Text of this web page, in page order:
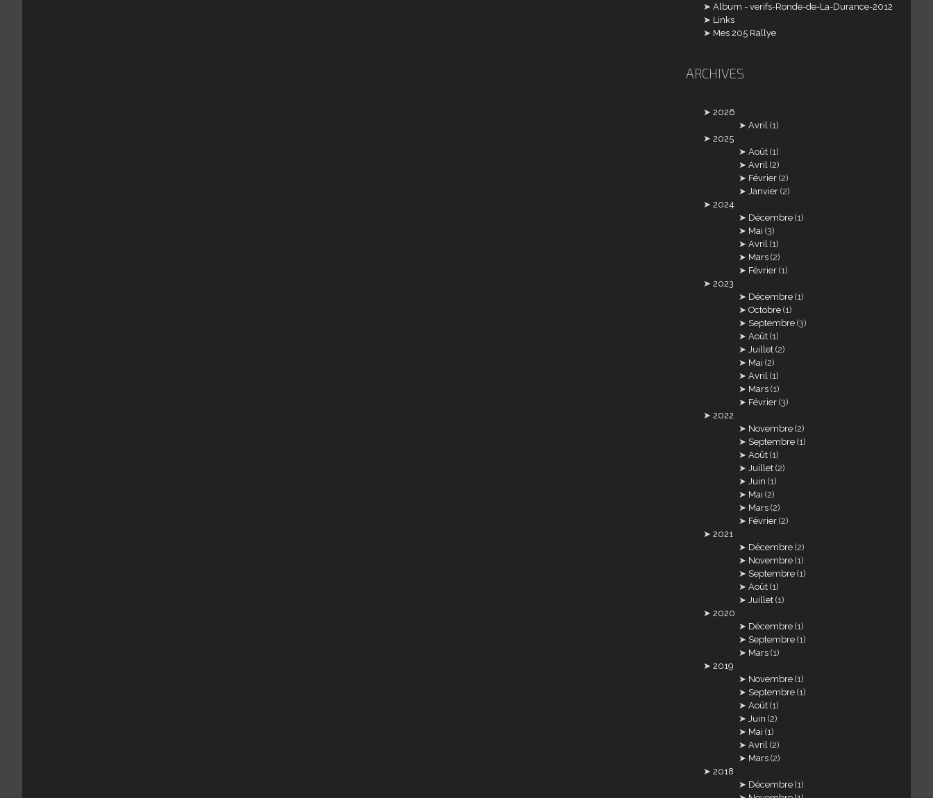
Album - verifs-Ronde-de-La-Durance-2012
Links
Mes 205 Rallye
ARCHIVES
2026
Avril (1)
2025
Août (1)
Avril (2)
Février (2)
Janvier (2)
2024
Décembre (1)
Mai (3)
Avril (1)
Mars (2)
Février (1)
2023
Décembre (1)
Octobre (1)
Septembre (3)
Août (1)
Juillet (2)
Mai (2)
Avril (1)
Mars (1)
Février (3)
2022
Novembre (2)
Septembre (1)
Août (1)
Juillet (2)
Juin (1)
Mai (2)
Mars (2)
Février (2)
2021
Décembre (2)
Novembre (1)
Septembre (1)
Août (1)
Juillet (1)
2020
Décembre (1)
Septembre (1)
Mars (1)
2019
Novembre (1)
Septembre (1)
Août (1)
Juin (2)
Mai (1)
Avril (2)
Mars (2)
2018
Décembre (1)